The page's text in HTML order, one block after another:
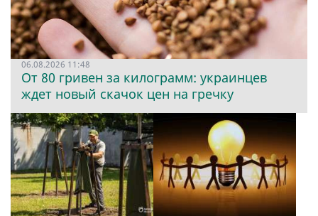
06.08.2026 11:48
От 80 гривен за килограмм: украинцев
ждет новый скачок цен на гречку